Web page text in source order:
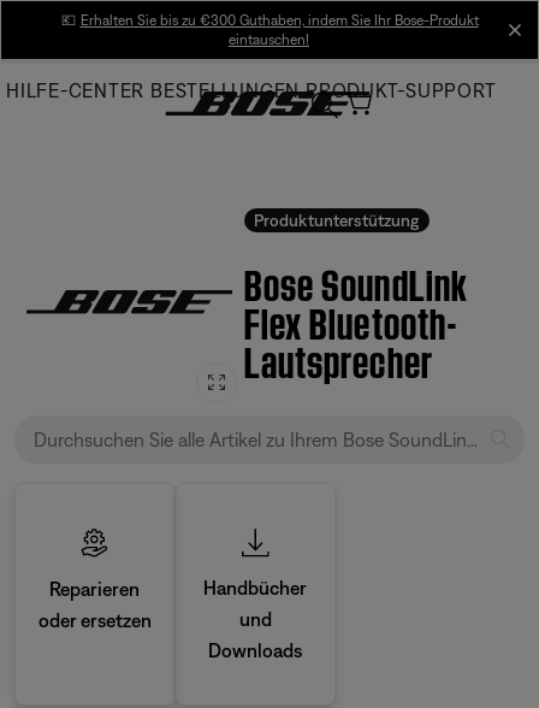
Main
💶 Erhalten Sie bis zu €300 Guthaben, indem Sie Ihr Bose-Produkt
eintauschen!
HILFE-CENTER BESTELLUNGEN PRODUKT-SUPPORT
Produktunterstützung
Bose SoundLink
Flex Bluetooth-
Lautsprecher
Reparieren
oder ersetzen
Handbücher
und
Downloads